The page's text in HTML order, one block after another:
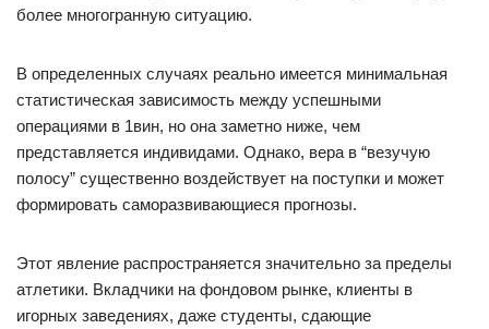
более многогранную ситуацию.
В определенных случаях реально имеется минимальная
статистическая зависимость между успешными
операциями в 1вин, но она заметно ниже, чем
представляется индивидами. Однако, вера в “везучую
полосу” существенно воздействует на поступки и может
формировать саморазвивающиеся прогнозы.
Этот явление распространяется значительно за пределы
атлетики. Вкладчики на фондовом рынке, клиенты в
игорных заведениях, даже студенты, сдающие